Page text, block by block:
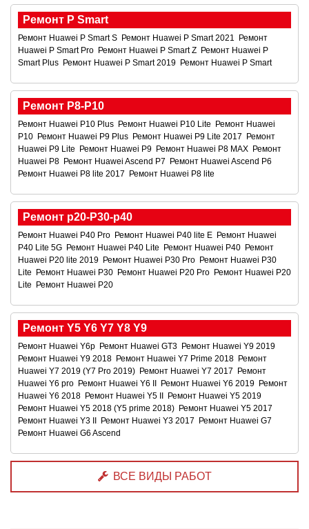
Ремонт P Smart
Ремонт Huawei P Smart S Ремонт Huawei P Smart 2021
Ремонт
Huawei P Smart Pro Ремонт Huawei P Smart Z Ремонт Huawei P
Smart Plus Ремонт Huawei P Smart 2019 Ремонт Huawei P Smart
Ремонт P8-P10
Ремонт Huawei P10 Plus Ремонт Huawei P10 Lite
Ремонт Huawei
P10 Ремонт Huawei P9 Plus Ремонт Huawei P9 Lite 2017
Ремонт
Huawei P9 Lite
Ремонт Huawei P9 Ремонт Huawei P8 MAX Ремонт
Huawei P8 Ремонт Huawei Ascend P7
Ремонт Huawei Ascend P6
Ремонт Huawei P8 lite 2017
Ремонт Huawei P8 lite
Ремонт p20-P30-p40
Ремонт Huawei P40 Pro Ремонт Huawei P40 lite E Ремонт Huawei
P40 Lite 5G Ремонт Huawei P40 Lite Ремонт Huawei P40 Ремонт
Huawei P20 lite 2019 Ремонт Huawei P30 Pro Ремонт Huawei P30
Lite
Ремонт Huawei P30 Ремонт Huawei P20 Pro Ремонт Huawei P20
Lite
Ремонт Huawei P20
Ремонт Y5 Y6 Y7 Y8 Y9
Ремонт Huawei Y6p Ремонт Huawei GT3 Ремонт Huawei Y9 2019
Ремонт Huawei Y9 2018 Ремонт Huawei Y7 Prime 2018 Ремонт
Huawei Y7 2019 (Y7 Pro 2019) Ремонт Huawei Y7 2017
Ремонт
Huawei Y6 pro Ремонт Huawei Y6 II Ремонт Huawei Y6 2019 Ремонт
Huawei Y6 2018 Ремонт Huawei Y5 II
Ремонт Huawei Y5 2019
Ремонт Huawei Y5 2018 (Y5 prime 2018) Ремонт Huawei Y5 2017
Ремонт Huawei Y3 II
Ремонт Huawei Y3 2017
Ремонт Huawei G7
Ремонт Huawei G6 Ascend
ВСЕ ВИДЫ РАБОТ